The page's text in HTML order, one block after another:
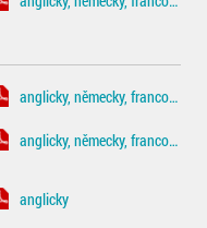
anglicky, německy, francouzsky
anglicky, německy, francouzsky
anglicky